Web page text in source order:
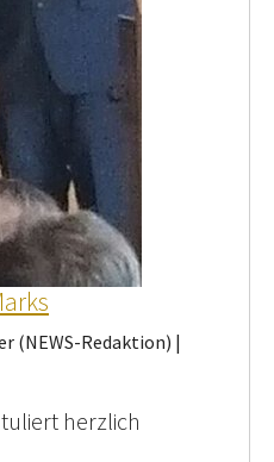
(NEWS-Redaktion) |
herzlich